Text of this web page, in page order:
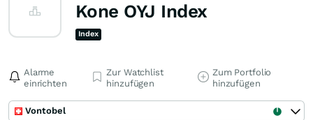
Kone OYJ Index
Index
Alarme
einrichten
Zur Watchlist
hinzufügen
Zum Portfolio
hinzufügen
Vontobel